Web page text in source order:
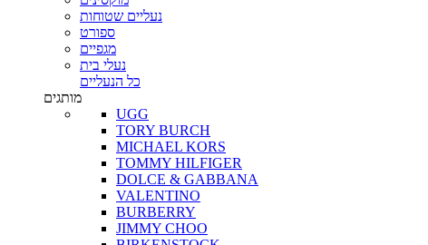
נעליים שטוחות
ספורט
מגפיים
נעלי בית
כל הנעליים
מותגים
UGG
TORY BURCH
MICHAEL KORS
TOMMY HILFIGER
DOLCE & GABBANA
VALENTINO
BURBERRY
JIMMY CHOO